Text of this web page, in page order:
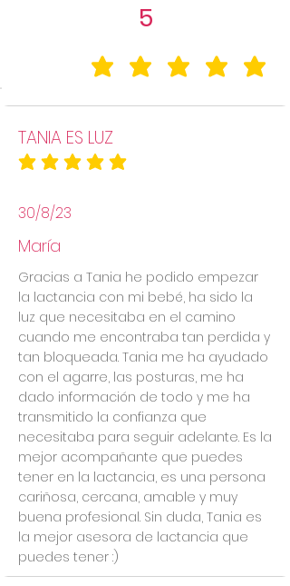
5
la calificación
TANIA ES LUZ
la calificación promedio es 5 de 5
30/8/23
María
Gracias a Tania he podido empezar
la lactancia con mi bebé, ha sido la
luz que necesitaba en el camino
cuando me encontraba tan perdida y
tan bloqueada. Tania me ha ayudado
con el agarre, las posturas, me ha
dado información de todo y me ha
transmitido la confianza que
necesitaba para seguir adelante. Es la
mejor acompañante que puedes
tener en la lactancia, es una persona
cariñosa, cercana, amable y muy
buena profesional. Sin duda, Tania es
la mejor asesora de lactancia que
puedes tener :)